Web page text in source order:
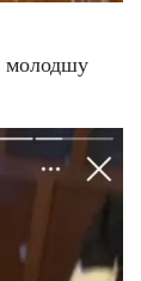
молодшу